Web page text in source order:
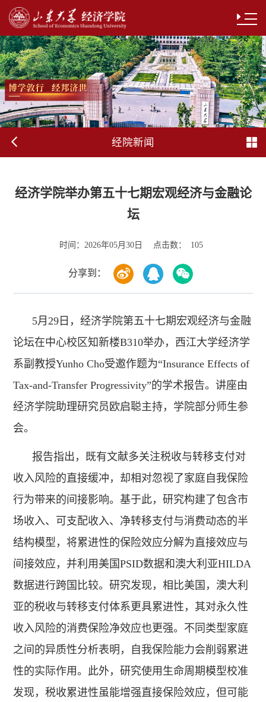
经院新闻
经济学院举办第五十七期宏观经济与金融论
坛
时间： 2026年05月30日 点击数： 105
分享到：
5月29日，经济学院第五十七期宏观经济与金融
论坛在中心校区知新楼B310举办，西江大学经济学
系副教授Yunho Cho受邀作题为“Insurance Effects of
Tax-and-Transfer Progressivity”的学术报告。讲座由
经济学院助理研究员欧启聪主持，学院部分师生参
会。
报告指出，既有文献多关注税收与转移支付对
收入风险的直接缓冲，却相对忽视了家庭自我保险
行为带来的间接影响。基于此，研究构建了包含市
场收入、可支配收入、净转移支付与消费动态的半
结构模型，将累进性的保险效应分解为直接效应与
间接效应，并利用美国PSID数据和澳大利亚HILDA
数据进行跨国比较。研究发现，相比美国，澳大利
亚的税收与转移支付体系更具累进性，其对永久性
收入风险的消费保险净效应也更强。不同类型家庭
之间的异质性分析表明，自我保险能力会削弱累进
性的实际作用。此外，研究使用生命周期模型校准
发现，税收累进性虽能增强直接保险效应，但可能